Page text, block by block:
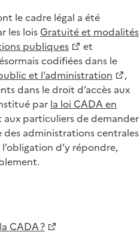
le cadre légal a été
les loisGratuité et modalités
publiques
et
codifiées dans le
et l’administration
,
dans le droit d’accès aux
par la loi CADA en
aux particuliers de demander
des administrations centrales
d’y répondre,
CADA ?